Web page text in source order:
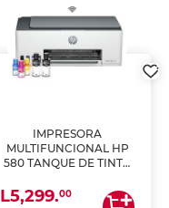
IMPRESORA
MULTIFUNCIONAL HP
580 TANQUE DE TINTA
ESCANEA)
L5,299.00